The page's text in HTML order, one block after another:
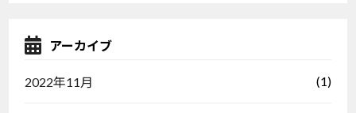
アーカイブ
2022年11月 (1)